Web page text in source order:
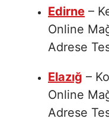
Edirne –
Online
Adrese
Elazığ –
Online
Adrese